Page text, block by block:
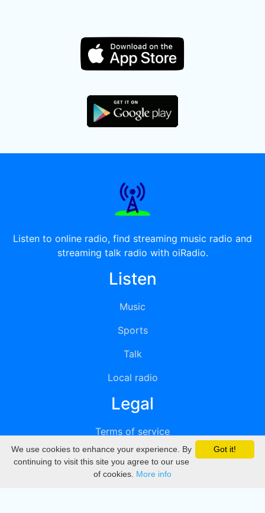
Listen to online radio, find streaming music radio and
streaming talk radio with oiRadio.
Listen
Music
Sports
Talk
Local radio
Legal
Terms of service
Privacy
DMCA
Got it!
We use cookies to enhance your experience. By
continuing to visit this site you agree to our use
of cookies. More info